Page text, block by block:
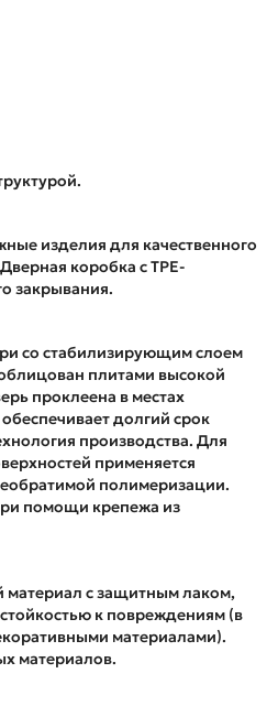
изделия для качественного
коробка с TPE-
закрывания.
со стабилизирующим слоем
плитами высокой
проклеена в местах
долгий срок
производства. Для
применяется
полимеризации.
помощи крепежа из
с защитным лаком,
к повреждениям (в
материалами).
материалов.